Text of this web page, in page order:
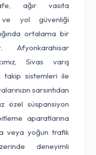
ağır vasıta
ve yol güvenliği
ortalama bir
Afyonkarahisar
Sivas varış
takip sistemleri ile
sarsıntıdan
özel süspansiyon
aparatlarına
veya yoğun trafik
deneyimli